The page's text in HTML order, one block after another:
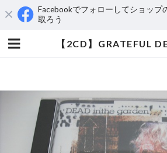
Facebookでフォローしてショップ
取ろう